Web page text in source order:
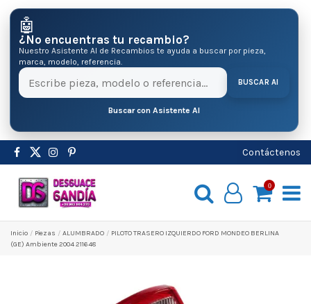
🤖
¿No encuentras tu recambio?
Nuestro Asistente AI de Recambios te ayuda a buscar por pieza,
marca, modelo, referencia.
BUSCAR AI
Buscar con Asistente AI
Contáctenos
0
Inicio Pіezas ALUMBRADO
PILOTO TRASERO IZQUIERDO FORD MONDEO BERLINA
(GE) Ambiente 2004 211648